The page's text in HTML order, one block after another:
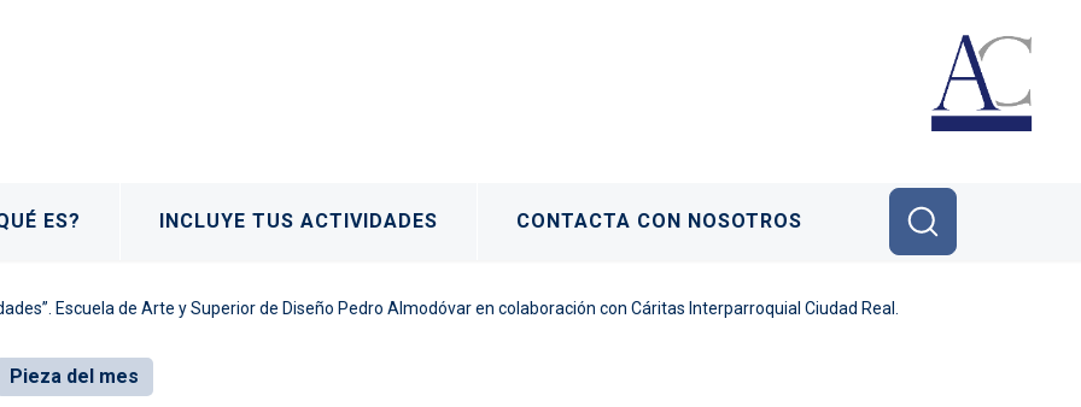
ES? INCLUYE TUS ACTIVIDADES CONTACTA CON NOSOTROS
Escuela de Arte y Superior de Diseño Pedro Almodóvar en colaboración con Cáritas Interparroquial Ciudad Real.
Pieza del mes